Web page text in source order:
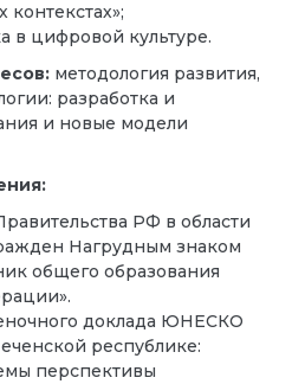
в цифровой культуре.
методология развития,
разработка и
и новые модели
РФ в области
Нагрудным знаком
общего образования
доклада ЮНЕСКО
республике:
перспективы